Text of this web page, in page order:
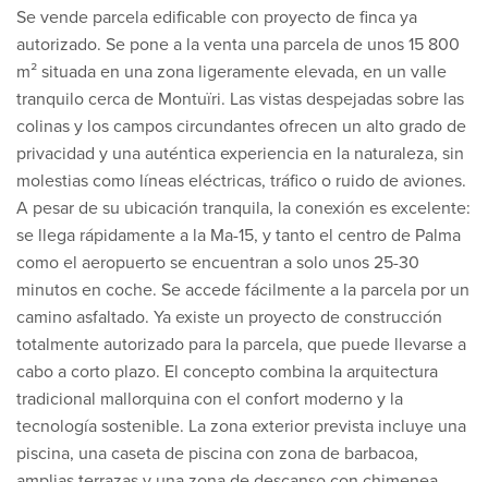
Se vende parcela edificable con proyecto de finca ya
autorizado. Se pone a la venta una parcela de unos 15 800
m² situada en una zona ligeramente elevada, en un valle
tranquilo cerca de Montuïri. Las vistas despejadas sobre las
colinas y los campos circundantes ofrecen un alto grado de
privacidad y una auténtica experiencia en la naturaleza, sin
molestias como líneas eléctricas, tráfico o ruido de aviones.
A pesar de su ubicación tranquila, la conexión es excelente:
se llega rápidamente a la Ma-15, y tanto el centro de Palma
como el aeropuerto se encuentran a solo unos 25-30
minutos en coche. Se accede fácilmente a la parcela por un
camino asfaltado. Ya existe un proyecto de construcción
totalmente autorizado para la parcela, que puede llevarse a
cabo a corto plazo. El concepto combina la arquitectura
tradicional mallorquina con el confort moderno y la
tecnología sostenible. La zona exterior prevista incluye una
piscina, una caseta de piscina con zona de barbacoa,